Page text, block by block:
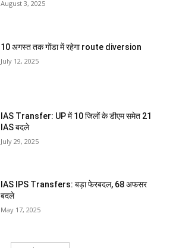
August 3, 2025
10 अगस्त तक गोंडा में रहेगा route diversion
July 12, 2025
IAS Transfer: UP में 10 जिलों के डीएम समेत 21
IAS बदले
July 29, 2025
IAS IPS Transfers: बड़ा फेरबदल, 68 अफसर
बदले
May 17, 2025